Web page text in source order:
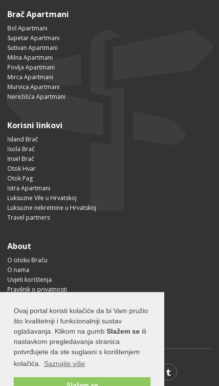
Ovaj portal koristi kolačiće da bi Vam pružio
što kvalitetniji i funkcionalniji sustav
oglašavanja. Klikom na gumb Slažem se ili
nastavkom pregledavanja stranica
potvrđujete da ste suglasni s korištenjem
kolačića.
Saznajte više
Brač Apartmani
Bol Apartmani
Supetar Apartmani
Sutivan Apartmani
Milna Apartmani
Povlja Apartmani
Mirca Apartmani
Murvica Apartmani
Nerežišća Apartmani
Korisni linkovi
Island Brač
Isola Brač
Insel Brač
Otok Hvar
Otok Pag
Istra Apartmani
Luksuzne Vile u Hrvatskoj
Luksuzne nekretnine u Hrvatskoj
Travel partners
About
O otoku Braču
O nama
Uvjeti korištenja
Pravilnik o privatnosti
Kako doći na Brač?
Visit Croatia